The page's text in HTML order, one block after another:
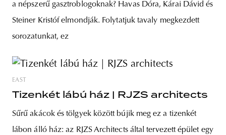
a népszerű gasztroblogoknak? Havas Dóra, Kárai Dávid és
Steiner Kristóf elmondják. Folytatjuk tavaly megkezdett
sorozatunkat, ez
EAST
Tizenkét lábú ház | RJZS architects
Sűrű akácok és tölgyek között bújik meg ez a tizenkét
lábon álló ház: az RJZS Architects által tervezett épület egy